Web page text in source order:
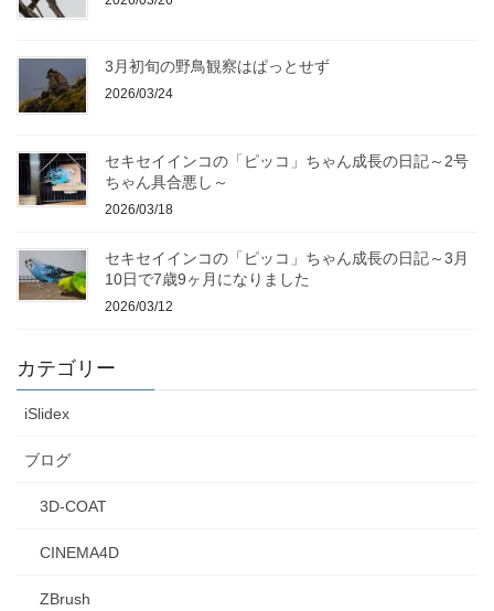
3月初旬の野鳥観察はぱっとせず
2026/03/24
セキセイインコの「ピッコ」ちゃん成長の日記～2号
ちゃん具合悪し～
2026/03/18
セキセイインコの「ピッコ」ちゃん成長の日記～3月
10日で7歳9ヶ月になりました
2026/03/12
カテゴリー
iSlidex
ブログ
3D-COAT
CINEMA4D
ZBrush